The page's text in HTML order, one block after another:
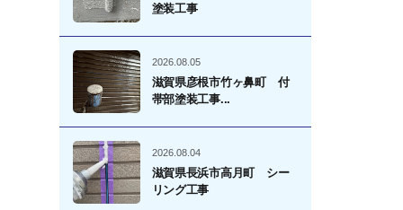
塗装工事
2026.08.05
滋賀県彦根市竹ヶ鼻町 付
帯部塗装工事...
2026.08.04
滋賀県長浜市高月町 シー
リング工事